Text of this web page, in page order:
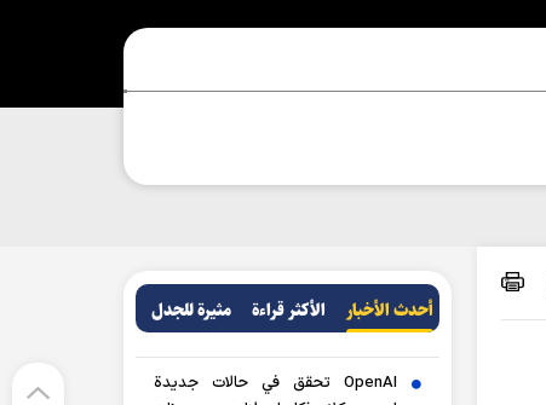
أحدث الأخبار الأکثر قراءة مثيرة للجدل
OpenAI تحقق في حالات جديدة